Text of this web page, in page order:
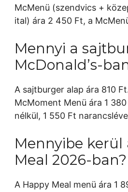
McMenü (szendvics +
ital) ára 2 450 Ft, a
Mennyi a
McDonald’s-
A sajtburger alap ára 810
McMoment Menü ára 1
nélkül, 1 550 Ft
Mennyibe kerül
Meal 2026-ban?
A Happy Meal menü ára 1